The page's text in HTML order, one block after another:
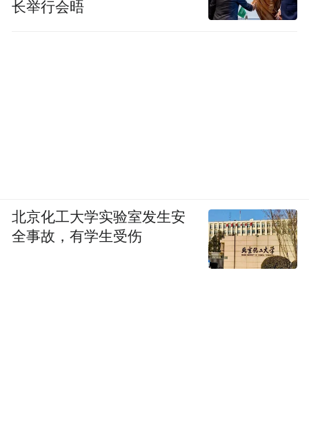
长举行会晤
北京化工大学实验室发生安
全事故，有学生受伤